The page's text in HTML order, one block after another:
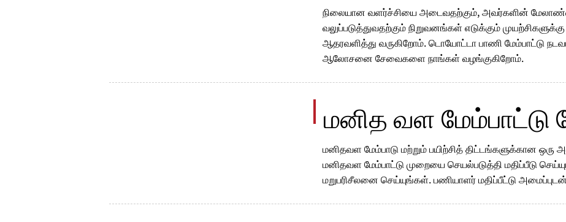
நிலையான வளர்ச்சியை அடைவதற்கும், அவர்களின்
வலுப்படுத்துவதற்கும் நிறுவனங்கள் எடுக்கும்
ஆதரவளித்து வருகிறோம். டொயோட்டா பாணி மேம்பாட்டு
ஆலோசனை சேவைகளை நாங்கள் வழங்குகிறோம்.
மனித வள
மனிதவள மேம்பாடு மற்றும் பயிற்சித் திட்டங்களுக்கான
மனிதவள மேம்பாட்டு முறையை செயல்படுத்தி மதிப்பீடு
மறுபரிசீலனை செய்யுங்கள். பணியாளர் மதிப்பீட்டு